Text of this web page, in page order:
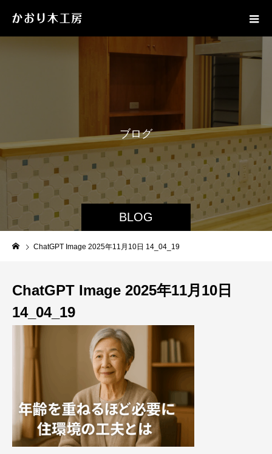
BLOG
ブログ
ChatGPT Image 2025年11月10日 14_04_19
ChatGPT Image 2025年11月10日
14_04_19